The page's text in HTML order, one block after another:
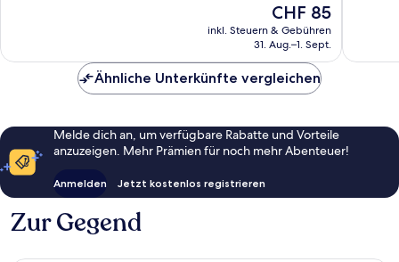
Der
Preis
beträgt
CHF 85
inkl. Steuern & Gebühren
31. Aug.–1. Sept.
Ähnliche Unterkünfte vergleichen
Melde dich an, um verfügbare Rabatte und Vorteile
anzuzeigen. Mehr Prämien für noch mehr Abenteuer!
Anmelden Jetzt kostenlos registrieren
Zur Gegend